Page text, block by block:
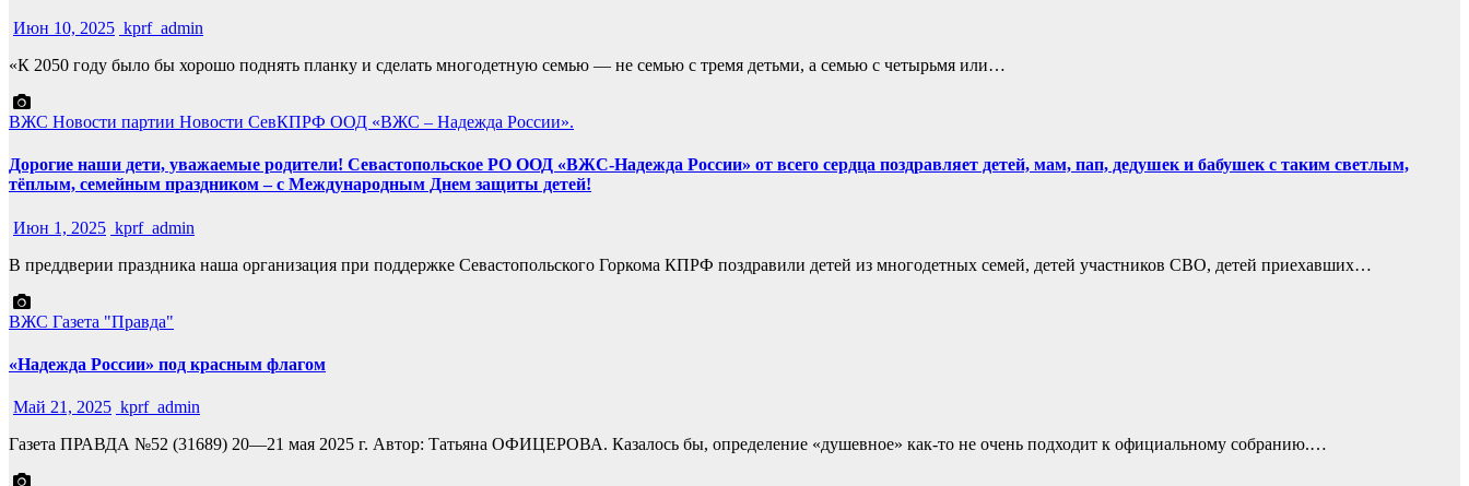
Июн 10, 2025 kprf_admin
«К 2050 году было бы хорошо поднять планку и сделать многодетную семью — не семью с тремя детьми, а семью с четырьмя или…
ВЖС Новости партии Новости СевКПРФ ООД «ВЖС – Надежда России».
Дорогие наши дети, уважаемые родители! Севастопольское РО ООД «ВЖС-Надежда России» от всего сердца поздравляет детей, мам, пап, дедушек и бабушек с таким светлым,
тёплым, семейным праздником – с Международным Днем защиты детей!
Июн 1, 2025 kprf_admin
В преддверии праздника наша организация при поддержке Севастопольского Горкома КПРФ поздравили детей из многодетных семей, детей участников СВО, детей приехавших…
ВЖС Газета "Правда"
«Надежда России» под красным флагом
Май 21, 2025 kprf_admin
Газета ПРАВДА №52 (31689) 20—21 мая 2025 г. Автор: Татьяна ОФИЦЕРОВА. Казалось бы, определение «душевное» как-то не очень подходит к официальному собранию.…